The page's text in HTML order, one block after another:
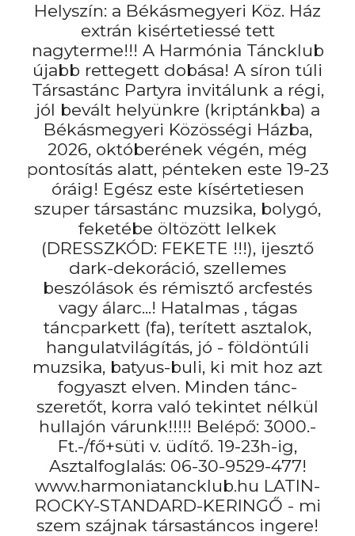
Helyszín: a Békásmegyeri Köz. Ház
extrán kisértetiessé tett
nagyterme!!! A Harmónia Táncklub
újabb rettegett dobása! A síron túli
Társastánc Partyra invitálunk a régi,
jól bevált helyünkre (kriptánkba) a
Békásmegyeri Közösségi Házba,
2026, októberének végén, még
pontosítás alatt, pénteken este 19-23
óráig! Egész este kísértetiesen
szuper társastánc muzsika, bolygó,
feketébe öltözött lelkek
(DRESSZKÓD: FEKETE !!!), ijesztő
dark-dekoráció, szellemes
beszólások és rémisztő arcfestés
vagy álarc...! Hatalmas , tágas
táncparkett (fa), terített asztalok,
hangulatvilágítás, jó - földöntúli
muzsika, batyus-buli, ki mit hoz azt
fogyaszt elven. Minden tánc-
szeretőt, korra való tekintet nélkül
hullajón várunk!!!!! Belépő: 3000.-
Ft.-/fő+süti v. üdítő. 19-23h-ig,
Asztalfoglalás: 06-30-9529-477!
www.harmoniatancklub.hu LATIN-
ROCKY-STANDARD-KERINGŐ - mi
szem szájnak társastáncos ingere!